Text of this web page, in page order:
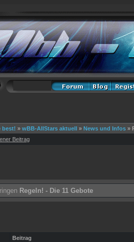
best! » wBB-AllStars aktuell » News und Infos »
Beitrag
Regeln! - Die 11 Gebote
Beitrag